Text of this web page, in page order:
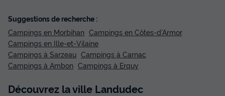
Suggestions de recherche :
Campings en Morbihan Campings en Côtes-d'Armor
Campings en Ille-et-Vilaine
Campings à Sarzeau Campings à Carnac
Campings à Ambon Campings à Erquy
Découvrez la ville Landudec